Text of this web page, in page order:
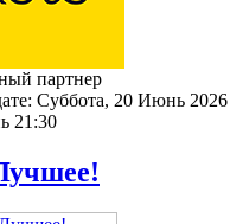
партнер
Суббота, 20 Июнь 2026
21:30